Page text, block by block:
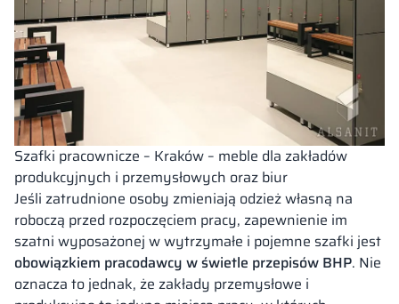
Szafki pracownicze – Kraków – meble dla zakładów
produkcyjnych i przemysłowych oraz biur
Jeśli zatrudnione osoby zmieniają odzież własną na
roboczą przed rozpoczęciem pracy, zapewnienie im
szatni wyposażonej w wytrzymałe i pojemne szafki jest
obowiązkiem pracodawcy w świetle przepisów BHP. Nie
oznacza to jednak, że zakłady przemysłowe i